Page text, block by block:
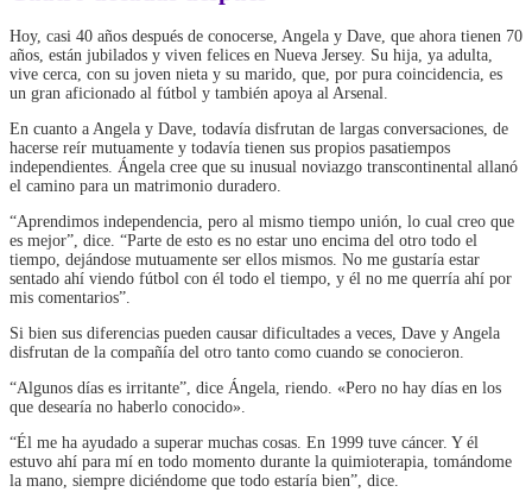
Hoy, casi 40 años después de conocerse, Angela y Dave, que ahora tienen 70
años, están jubilados y viven felices en Nueva Jersey. Su hija, ya adulta,
vive cerca, con su joven nieta y su marido, que, por pura coincidencia, es
un gran aficionado al fútbol y también apoya al Arsenal.
En cuanto a Angela y Dave, todavía disfrutan de largas conversaciones, de
hacerse reír mutuamente y todavía tienen sus propios pasatiempos
independientes. Ángela cree que su inusual noviazgo transcontinental allanó
el camino para un matrimonio duradero.
“Aprendimos independencia, pero al mismo tiempo unión, lo cual creo que
es mejor”, dice. “Parte de esto es no estar uno encima del otro todo el
tiempo, dejándose mutuamente ser ellos mismos. No me gustaría estar
sentado ahí viendo fútbol con él todo el tiempo, y él no me querría ahí por
mis comentarios”.
Si bien sus diferencias pueden causar dificultades a veces, Dave y Angela
disfrutan de la compañía del otro tanto como cuando se conocieron.
“Algunos días es irritante”, dice Ángela, riendo. «Pero no hay días en los
que desearía no haberlo conocido».
“Él me ha ayudado a superar muchas cosas. En 1999 tuve cáncer. Y él
estuvo ahí para mí en todo momento durante la quimioterapia, tomándome
la mano, siempre diciéndome que todo estaría bien”, dice.